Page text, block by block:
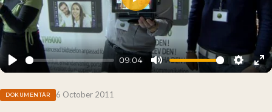
Play
09:04
Mute
Play
DOKUMENTÄR 6 October 2011